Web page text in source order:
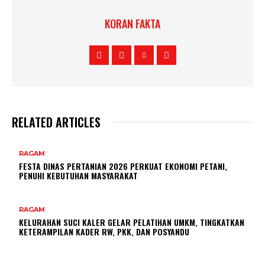
KORAN FAKTA
RELATED ARTICLES
RAGAM
FESTA DINAS PERTANIAN 2026 PERKUAT EKONOMI PETANI,
PENUHI KEBUTUHAN MASYARAKAT
RAGAM
KELURAHAN SUCI KALER GELAR PELATIHAN UMKM, TINGKATKAN
KETERAMPILAN KADER RW, PKK, DAN POSYANDU